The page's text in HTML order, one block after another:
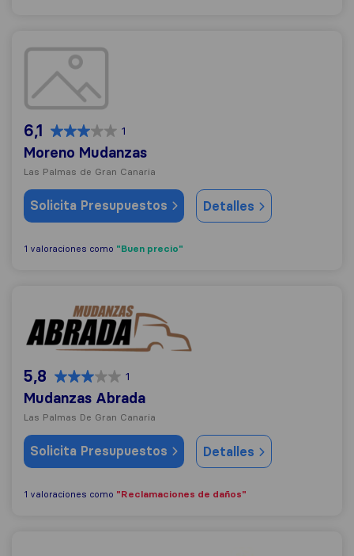
Moreno Mudanzas
6,1 1
Moreno Mudanzas
Las Palmas de Gran Canaria
Solicita Presupuestos Detalles
1 valoraciones como "Buen precio"
Mudanzas Abrada
5,8 1
Mudanzas Abrada
Las Palmas De Gran Canaria
Solicita Presupuestos Detalles
1 valoraciones como "Reclamaciones de daños"